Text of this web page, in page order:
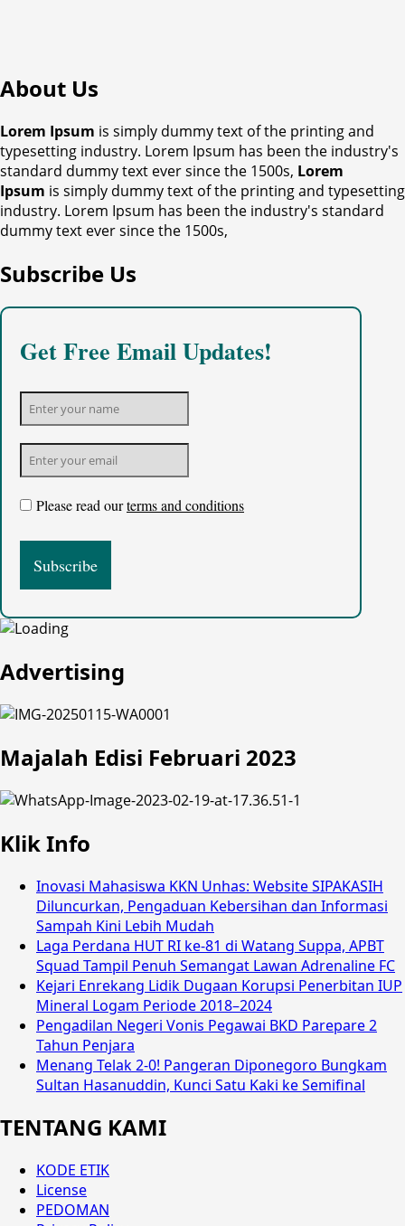
About Us
Lorem Ipsum is simply dummy text of the printing and
typesetting industry. Lorem Ipsum has been the industry's
standard dummy text ever since the 1500s, Lorem
Ipsum is simply dummy text of the printing and typesetting
industry. Lorem Ipsum has been the industry's standard
dummy text ever since the 1500s,
Subscribe Us
Get Free Email Updates!
Please read ourterms and conditions
Advertising
Majalah Edisi Februari 2023
Klik Info
Inovasi Mahasiswa KKN Unhas: Website SIPAKASIH
Diluncurkan, Pengaduan Kebersihan dan Informasi
Sampah Kini Lebih Mudah
Laga Perdana HUT RI ke-81 di Watang Suppa, APBT
Squad Tampil Penuh Semangat Lawan Adrenaline FC
Kejari Enrekang Lidik Dugaan Korupsi Penerbitan IUP
Mineral Logam Periode 2018–2024
Pengadilan Negeri Vonis Pegawai BKD Parepare 2
Tahun Penjara
Menang Telak 2-0! Pangeran Diponegoro Bungkam
Sultan Hasanuddin, Kunci Satu Kaki ke Semifinal
TENTANG KAMI
KODE ETIK
License
PEDOMAN